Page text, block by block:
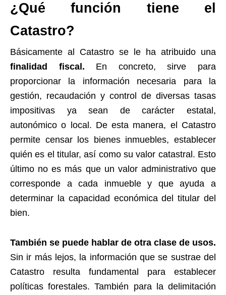
¿Qué función tiene el
Catastro?
Básicamente al Catastro se le ha atribuido una
finalidad fiscal. En concreto, sirve para
proporcionar la información necesaria para la
gestión, recaudación y control de diversas tasas
impositivas ya sean de carácter estatal,
autonómico o local. De esta manera, el Catastro
permite censar los bienes inmuebles, establecer
quién es el titular, así como su valor catastral. Esto
último no es más que un valor administrativo que
corresponde a cada inmueble y que ayuda a
determinar la capacidad económica del titular del
bien.
También se puede hablar de otra clase de usos.
Sin ir más lejos, la información que se sustrae del
Catastro resulta fundamental para establecer
políticas forestales. También para la delimitación